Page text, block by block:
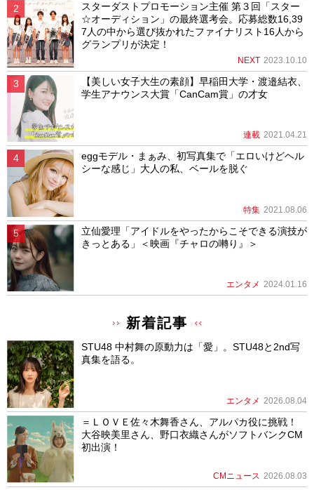
スターダストプロモーション主催 第３回「スター
☆オーディション」の最終選考会。応募総数16,39
7人の中から選び抜かれたファイナリスト16人から
グランプリが決定！
NEXT 2023.10.10
【美しい女子大生の素顔】早稲田大学・渡邉結衣、
学生アナウンス大賞「CanCam賞」の才女
連載 2021.04.21
eggモデル・まぁみ、初写真集で「エロいけどヘル
シーな感じ」大人の私、ベールを脱ぐ
特集 2021.08.06
立仙愛理「アイドルをやったからこそできる演技が
きっとある」＜映画『チャロの囀り』＞
エンタメ 2024.01.16
新着記事
STU48 中村舞の原動力は「愛」。STU48と2nd写
真集を語る。
エンタメ 2026.08.04
＝ＬＯＶＥ佐々木舞香さん、アルパカ役に挑戦！
大谷映美里さん、野口衣織さんがソフトバンクCM
初出演！
CMニュース 2026.08.03